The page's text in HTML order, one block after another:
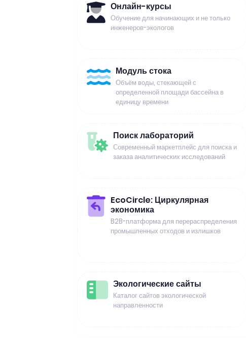
Онлайн-курсы
Обучение для начинающих и не только
инженеров-экологов
Модуль стока
Объём воды, стекающей с
определенной площади бассейна в
единицу времени
Поиск лабораторий
Современный маркетплейс для поиска и
заказа аналитических исследований
EcoCircle: Циркулярная
экономика
B2B-платформа для перераспределения
промышленных отходов и излишков
Экологические сайты
Каталог сайтов экологической
направленности